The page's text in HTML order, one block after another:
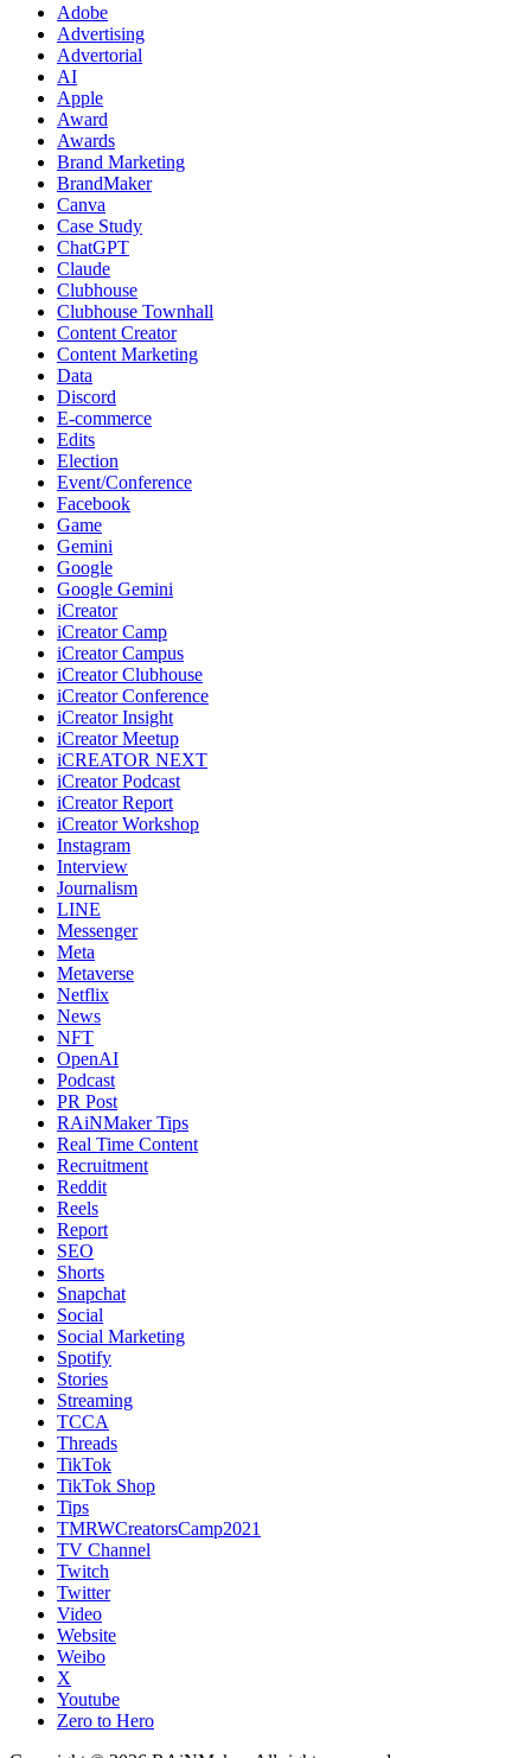
Adobe
Advertising
Advertorial
AI
Apple
Award
Awards
Brand Marketing
BrandMaker
Canva
Case Study
ChatGPT
Claude
Clubhouse
Clubhouse Townhall
Content Creator
Content Marketing
Data
Discord
E-commerce
Edits
Election
Event/Conference
Facebook
Game
Gemini
Google
Google Gemini
iCreator
iCreator Camp
iCreator Campus
iCreator Clubhouse
iCreator Conference
iCreator Insight
iCreator Meetup
iCREATOR NEXT
iCreator Podcast
iCreator Report
iCreator Workshop
Instagram
Interview
Journalism
LINE
Messenger
Meta
Metaverse
Netflix
News
NFT
OpenAI
Podcast
PR Post
RAiNMaker Tips
Real Time Content
Recruitment
Reddit
Reels
Report
SEO
Shorts
Snapchat
Social
Social Marketing
Spotify
Stories
Streaming
TCCA
Threads
TikTok
TikTok Shop
Tips
TMRWCreatorsCamp2021
TV Channel
Twitch
Twitter
Video
Website
Weibo
X
Youtube
Zero to Hero